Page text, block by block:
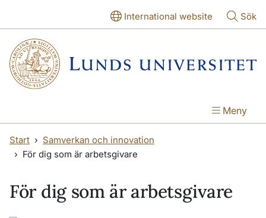
International website Sök
Meny
Start
Samverkan och innovation
För dig som är arbetsgivare
För dig som är arbetsgivare